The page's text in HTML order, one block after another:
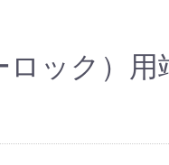
G5
G4X
TOYOTA
NISSAN
HONDA
MAZDA
SUBARU
MITSUBISHI
OTHER
ロック）